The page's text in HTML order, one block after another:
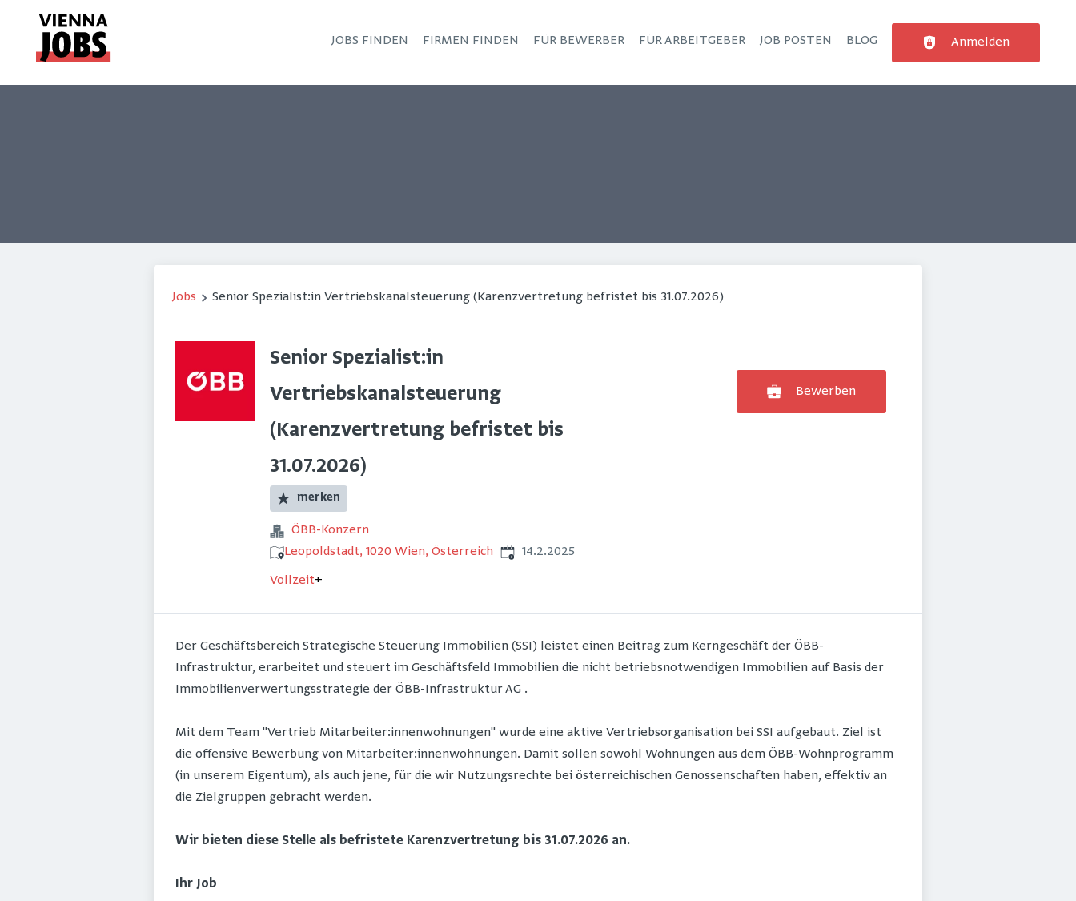
JOBS FINDEN FIRMEN FINDEN FÜR BEWERBER FÜR ARBEITGEBER JOB POSTEN BLOG Anmelden
Jobs Senior Spezialist:in Vertriebskanalsteuerung (Karenzvertretung befristet bis 31.07.2026)
Senior Spezialist:in
Vertriebskanalsteuerung
(Karenzvertretung befristet bis
31.07.2026)
merken
ÖBB-Konzern
Leopoldstadt, 1020 Wien, Österreich Veröffentlicht
14.2.2025
Vollzeit+
Bewerben
Der Geschäftsbereich Strategische Steuerung Immobilien (SSI) leistet einen Beitrag zum Kerngeschäft der ÖBB-
Infrastruktur, erarbeitet und steuert im Geschäftsfeld Immobilien die nicht betriebsnotwendigen Immobilien auf Basis der
Immobilienverwertungsstrategie der ÖBB-Infrastruktur AG .
Mit dem Team "Vertrieb Mitarbeiter:innenwohnungen" wurde eine aktive Vertriebsorganisation bei SSI aufgebaut. Ziel ist
die offensive Bewerbung von Mitarbeiter:innenwohnungen. Damit sollen sowohl Wohnungen aus dem ÖBB-Wohnprogramm
(in unserem Eigentum), als auch jene, für die wir Nutzungsrechte bei österreichischen Genossenschaften haben, effektiv an
die Zielgruppen gebracht werden.
Wir bieten diese Stelle als befristete Karenzvertretung bis 31.07.2026 an.
Ihr Job